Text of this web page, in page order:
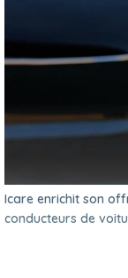
Icare enrichit son
conducteurs de